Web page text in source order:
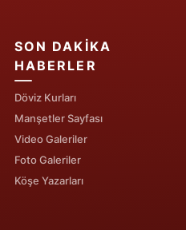
Karabük
Kilis
Osmaniye
Düzce
SON DAKIKA
HABERLER
Döviz Kurları
Manşetler Sayfası
Video Galeriler
Foto Galeriler
Köşe Yazarları